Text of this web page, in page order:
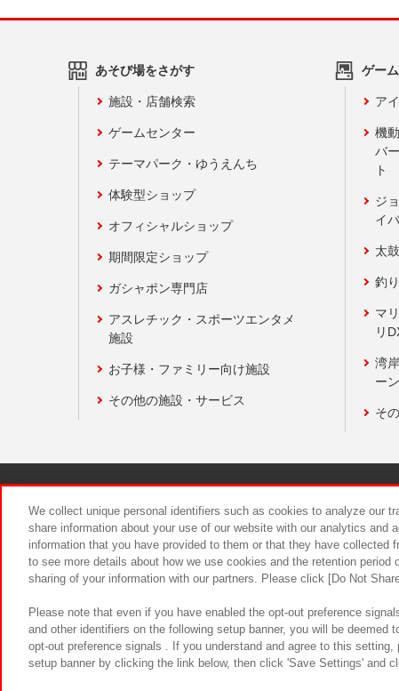
あそび場をさがす
施設・店舗検索
ゲームセンター
テーマパーク・ゆうえんち
体験型ショップ
オフィシャルショップ
期間限定ショップ
ガシャポン専門店
アスレチック・スポーツエンタメ
施設
お子様・ファミリー向け施設
その他の施設・サービス
ゲー
ア
機
バ
ト
ジ
イ
太
釣
マ
リ
湾
ー
そ
食品のご
We collect unique personal identifiers such as cookies to analyze our
share information about your use of our website with our analytics and
information that you have provided to them or that they have
to see more details about how we use cookies and the retention
sharing of your information with our partners. Please click [Do Not
Please note that even if you have enabled the opt-out preference
and other identifiers on the following setup banner, you will be deemed
opt-out preference signals . If you understand and agree to this
setup banner by clicking the link below, then click 'Save Settings' and